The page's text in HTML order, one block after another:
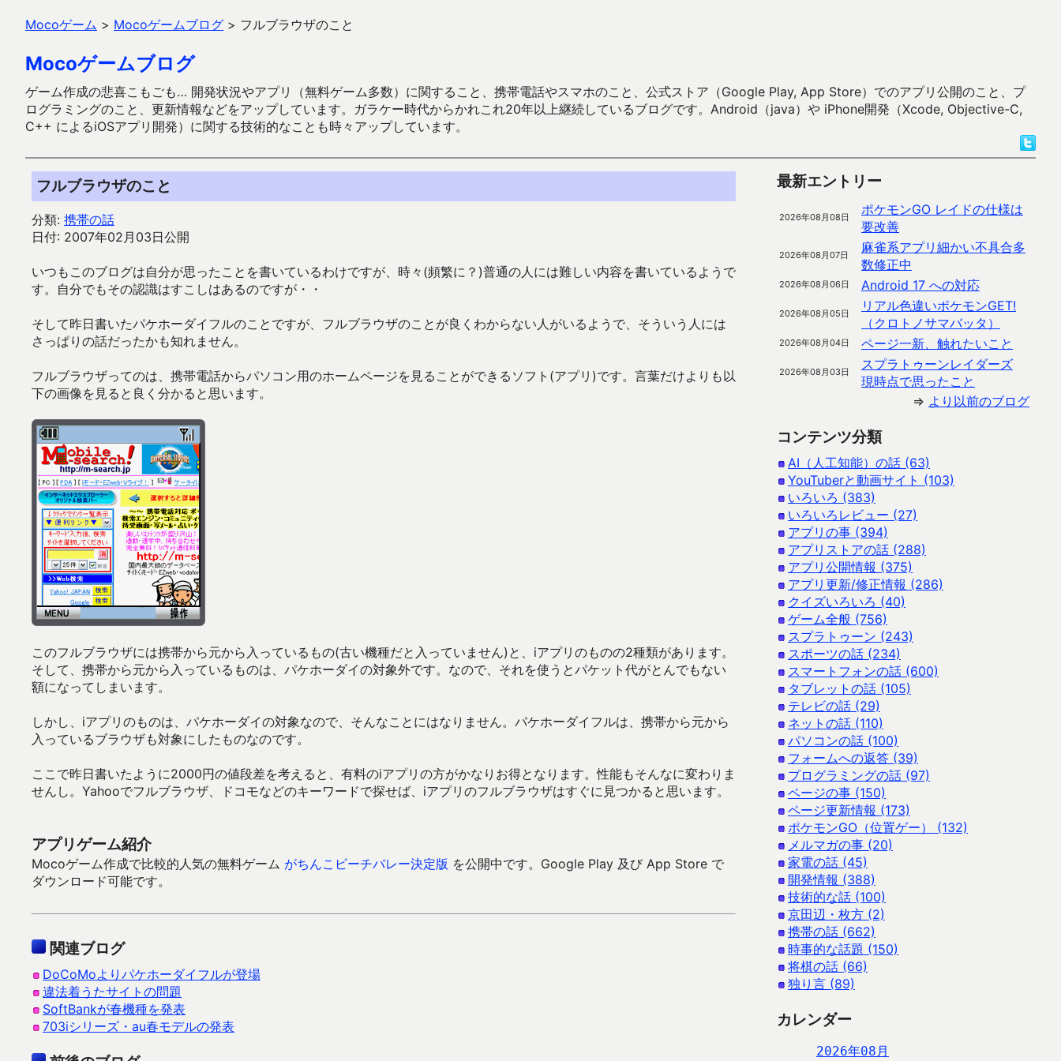
Mocoゲーム > Mocoゲームブログ > フルブラウザのこと
Mocoゲームブログ
ゲーム作成の悲喜こもごも… 開発状況やアプリ（無料ゲーム多数）に関すること、携帯電話やスマホのこと、公式ストア（Google Play, App Store）でのアプリ公開のこと、プ
ログラミングのこと、更新情報などをアップしています。ガラケー時代からかれこれ20年以上継続しているブログです。Android（java）や iPhone開発（Xcode, Objective-C,
C++ によるiOSアプリ開発）に関する技術的なことも時々アップしています。
フルブラウザのこと
分類: 携帯の話
日付: 2007年02月03日公開
いつもこのブログは自分が思ったことを書いているわけですが、時々(頻繁に？)普通の人には難しい内容を書いているようで
す。自分でもその認識はすこしはあるのですが・・
そして昨日書いたパケホーダイフルのことですが、フルブラウザのことが良くわからない人がいるようで、そういう人には
さっぱりの話だったかも知れません。
フルブラウザってのは、携帯電話からパソコン用のホームページを見ることができるソフト(アプリ)です。言葉だけよりも以
下の画像を見ると良く分かると思います。
このフルブラウザには携帯から元から入っているもの(古い機種だと入っていません)と、iアプリのものの2種類があります。
そして、携帯から元から入っているものは、パケホーダイの対象外です。なので、それを使うとパケット代がとんでもない
額になってしまいます。
しかし、iアプリのものは、パケホーダイの対象なので、そんなことにはなりません。パケホーダイフルは、携帯から元から
入っているブラウザも対象にしたものなのです。
ここで昨日書いたように2000円の値段差を考えると、有料のiアプリの方がかなりお得となります。性能もそんなに変わりま
せんし。Yahooでフルブラウザ、ドコモなどのキーワードで探せば、iアプリのフルブラウザはすぐに見つかると思います。
アプリゲーム紹介
Mocoゲーム作成で比較的人気の無料ゲーム がちんこビーチバレー決定版 を公開中です。Google Play 及び App Store で
ダウンロード可能です。
関連ブログ
DoCoMoよりパケホーダイフルが登場
違法着うたサイトの問題
SoftBankが春機種を発表
703iシリーズ・au春モデルの発表
最新エントリー
2026年08月08日
ポケモンGO レイドの仕様は
要改善
2026年08月07日
麻雀系アプリ細かい不具合多
数修正中
2026年08月06日 Android 17 への対応
2026年08月05日
リアル色違いポケモンGET!
（クロトノサマバッタ）
2026年08月04日 ページ一新、触れたいこと
2026年08月03日
スプラトゥーンレイダーズ
現時点で思ったこと
⇒ より以前のブログ
コンテンツ分類
AI（人工知能）の話 (63)
YouTuberと動画サイト (103)
いろいろ (383)
いろいろレビュー (27)
アプリの事 (394)
アプリストアの話 (288)
アプリ公開情報 (375)
アプリ更新/修正情報 (286)
クイズいろいろ (40)
ゲーム全般 (756)
スプラトゥーン (243)
スポーツの話 (234)
スマートフォンの話 (600)
タブレットの話 (105)
テレビの話 (29)
ネットの話 (110)
パソコンの話 (100)
フォームへの返答 (39)
プログラミングの話 (97)
ページの事 (150)
ページ更新情報 (173)
ポケモンGO（位置ゲー） (132)
メルマガの事 (20)
家電の話 (45)
開発情報 (388)
技術的な話 (100)
京田辺・枚方 (2)
携帯の話 (662)
時事的な話題 (150)
将棋の話 (66)
独り言 (89)
カレンダー
2026年08月